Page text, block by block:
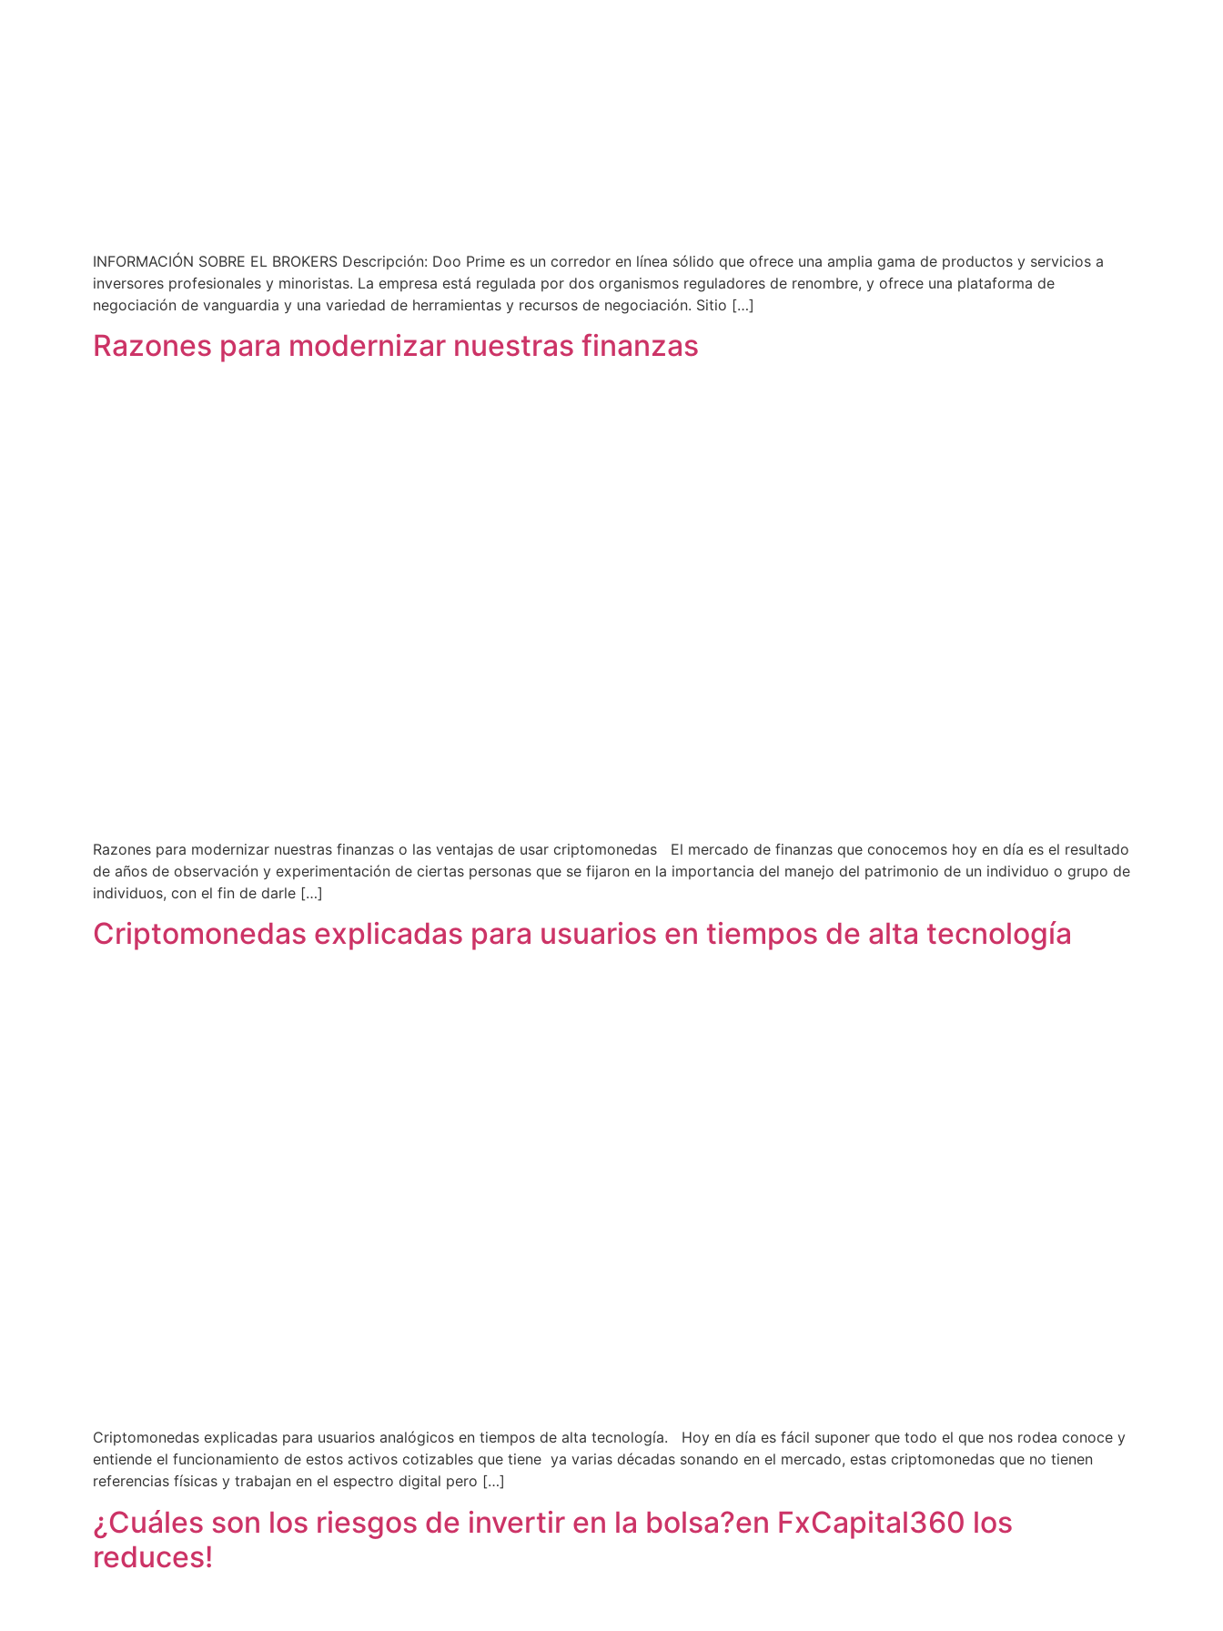
INFORMACIÓN SOBRE EL BROKERS Descripción: Doo Prime es un corredor en línea sólido que ofrece una amplia gama de productos y servicios a
inversores profesionales y minoristas. La empresa está regulada por dos organismos reguladores de renombre, y ofrece una plataforma de
negociación de vanguardia y una variedad de herramientas y recursos de negociación. Sitio […]
Razones para modernizar nuestras finanzas
Razones para modernizar nuestras finanzas o las ventajas de usar criptomonedas El mercado de finanzas que conocemos hoy en día es el resultado
de años de observación y experimentación de ciertas personas que se fijaron en la importancia del manejo del patrimonio de un individuo o grupo de
individuos, con el fin de darle […]
Criptomonedas explicadas para usuarios en tiempos de alta tecnología
Criptomonedas explicadas para usuarios analógicos en tiempos de alta tecnología. Hoy en día es fácil suponer que todo el que nos rodea conoce y
entiende el funcionamiento de estos activos cotizables que tiene ya varias décadas sonando en el mercado, estas criptomonedas que no tienen
referencias físicas y trabajan en el espectro digital pero […]
¿Cuáles son los riesgos de invertir en la bolsa?en FxCapital360 los
reduces!